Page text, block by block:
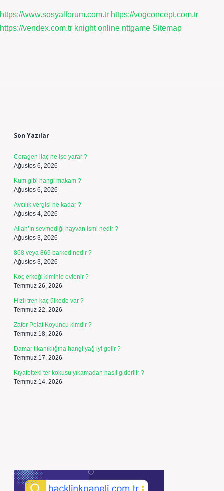
https://www.sosyalforum.com.tr https://vogconcept.com.tr
https://vendex.com.tr knight online nttgame Sitemap
Son Yazılar
Coragen ilaç ne işe yarar ?
Ağustos 6, 2026
Kum gibi hangi makam ?
Ağustos 6, 2026
Avcılık vergisi ne kadar ?
Ağustos 4, 2026
Allah’ın sevmediği hayvan ismi nedir ?
Ağustos 3, 2026
868 veya 869 barkod nedir ?
Ağustos 3, 2026
Koç erkeği kiminle evlenir ?
Temmuz 26, 2026
Hızlı tren kaç ülkede var ?
Temmuz 22, 2026
Zafer Polat Koyuncu kimdir ?
Temmuz 18, 2026
Damar tıkanıklığına hangi yağ iyi gelir ?
Temmuz 17, 2026
Kıyafetteki ter kokusu yıkamadan nasıl giderilir ?
Temmuz 14, 2026